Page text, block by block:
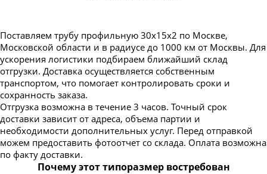
Поставляем трубу профильную 30х15х2 по Москве,
Московской области и в радиусе до 1000 км от Москвы. Для
ускорения логистики подбираем ближайший склад
отгрузки. Доставка осуществляется собственным
транспортом, что помогает контролировать сроки и
сохранность заказа.
Отгрузка возможна в течение 3 часов. Точный срок
доставки зависит от адреса, объема партии и
необходимости дополнительных услуг. Перед отправкой
можем предоставить фотоотчет со склада. Оплата возможна
по факту доставки.
Почему этот типоразмер востребован